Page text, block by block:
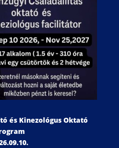
és Kinezológus Oktató